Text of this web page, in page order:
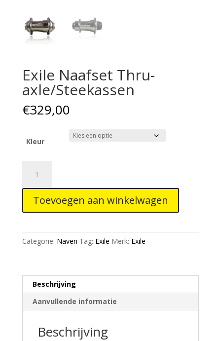
Exile Naafset Thru-
axle/Steekassen
€329,00
Kleur
Naafset
Thru-
axle/Steekassen
aantal
Toevoegen aan winkelwagen
Categorie: Naven Tag: Exile Merk: Exile
Beschrijving
Aanvullende informatie
Beschrijving